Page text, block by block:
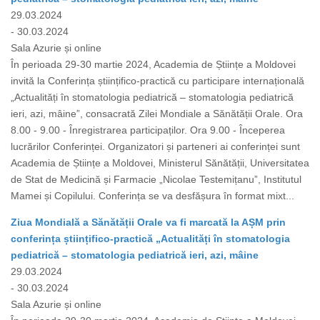
29.03.2024
- 30.03.2024
Sala Azurie și online
În perioada 29-30 martie 2024, Academia de Științe a Moldovei
invită la Conferința științifico-practică cu participare internațională
„Actualități în stomatologia pediatrică – stomatologia pediatrică
ieri, azi, mâine”, consacrată Zilei Mondiale a Sănătății Orale. Ora
8.00 - 9.00 - Înregistrarea participaților. Ora 9.00 - Începerea
lucrărilor Conferinței. Organizatori și parteneri ai conferinței sunt
Academia de Științe a Moldovei, Ministerul Sănătății, Universitatea
de Stat de Medicină și Farmacie „Nicolae Testemițanu”, Institutul
Mamei și Copilului. Conferința se va desfășura în format mixt...
Ziua Mondială a Sănătății Orale va fi marcată la AȘM prin
conferința științifico-practică „Actualități în stomatologia
pediatrică – stomatologia pediatrică ieri, azi, mâine
29.03.2024
- 30.03.2024
Sala Azurie și online